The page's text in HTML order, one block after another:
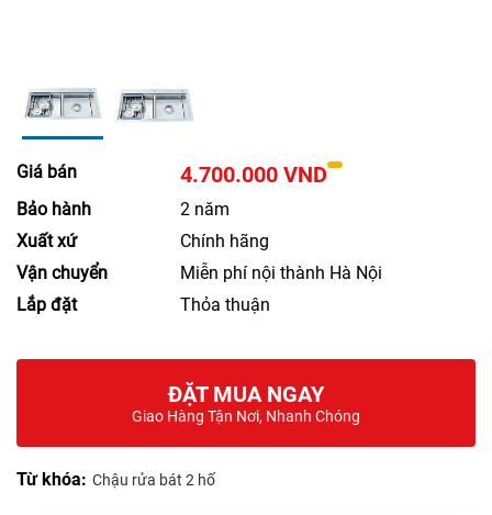
Giá bán 4.700.000 VND
Bảo hành
2 năm
Xuất xứ
Chính hãng
Vận chuyển
Miễn phí nội thành Hà Nội
Lắp đặt
Thỏa thuận
ĐẶT MUA NGAY
Giao Hàng Tận Nơi, Nhanh Chóng
Từ khóa: Chậu rửa bát 2 hố